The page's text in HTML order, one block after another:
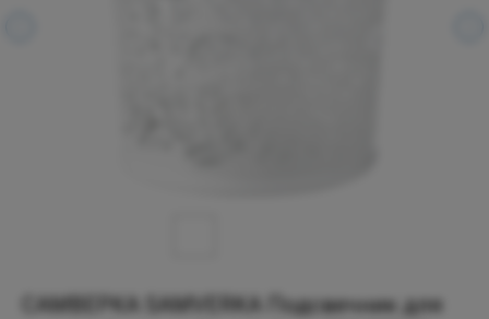
САМВЕРКА SAMVERKA Подсвечник для